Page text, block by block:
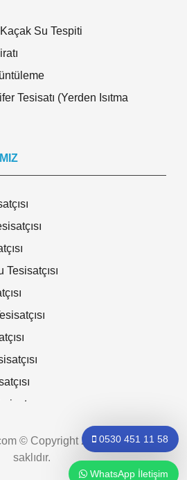
Su Tespiti
Tesisatı (Yerden Isıtma
© Copyright 2024. Tüm hakları
saklıdır.
0530 451 11 58
WhatsApp İletişim